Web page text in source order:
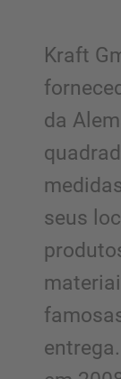
Kraft
da
seus